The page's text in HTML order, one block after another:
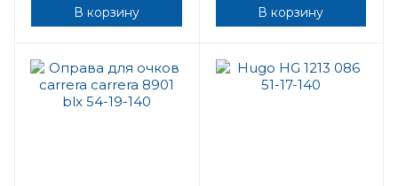
В корзину В корзину